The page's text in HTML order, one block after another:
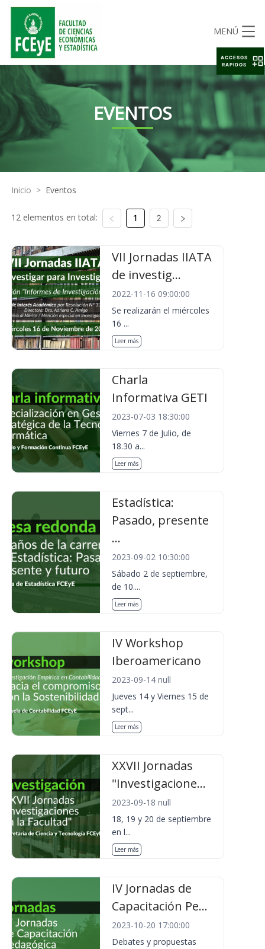
MENÚ
EVENTOS
Inicio > Eventos
12 elementos en total: 1 2
VII Jornadas IIATA
de investig...
2022-11-16 09:00:00
Se realizarán el miércoles
16 ...
Leer más
Charla
Informativa GETI
2023-07-03 18:30:00
Viernes 7 de Julio, de
18.30 a...
Leer más
Estadística:
Pasado, presente
...
2023-09-02 10:30:00
Sábado 2 de septiembre,
de 10....
Leer más
IV Workshop
Iberoamericano
2023-09-14 null
Jueves 14 y Viernes 15 de
sept...
Leer más
XXVII Jornadas
"Investigacione...
2023-09-18 null
18, 19 y 20 de septiembre
en l...
Leer más
IV Jornadas de
Capacitación Pe...
2023-10-20 17:00:00
Debates y propuestas
ACCESOS
RAPIDOS